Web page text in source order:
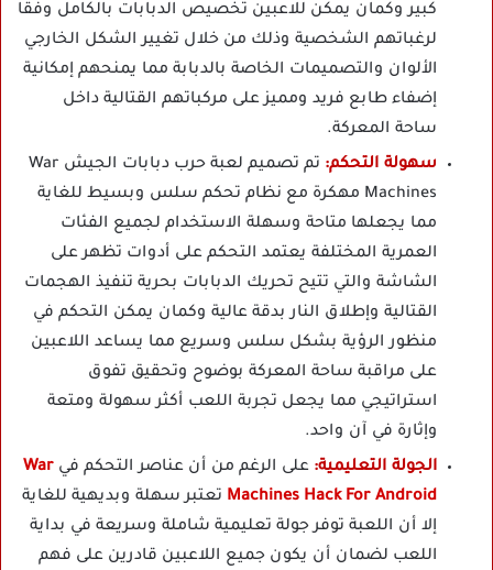
كبير وكمان يمكن للاعبين تخصيص الدبابات بالكامل وفقا
لرغباتهم الشخصية وذلك من خلال تغيير الشكل الخارجي
الألوان والتصميمات الخاصة بالدبابة مما يمنحهم إمكانية
إضفاء طابع فريد ومميز على مركباتهم القتالية داخل
ساحة المعركة.
سهولة التحكم:
تم تصميم لعبة حرب دبابات الجيش War
Machines مهكرة مع نظام تحكم سلس وبسيط للغاية
مما يجعلها متاحة وسهلة الاستخدام لجميع الفئات
العمرية المختلفة يعتمد التحكم على أدوات تظهر على
الشاشة والتي تتيح تحريك الدبابات بحرية تنفيذ الهجمات
القتالية وإطلاق النار بدقة عالية وكمان يمكن التحكم في
منظور الرؤية بشكل سلس وسريع مما يساعد اللاعبين
على مراقبة ساحة المعركة بوضوح وتحقيق تفوق
استراتيجي مما يجعل تجربة اللعب أكثر سهولة ومتعة
وإثارة في آن واحد.
الجولة التعليمية: على الرغم من أن عناصر التحكم في War
Machines Hack For Android تعتبر سهلة وبديهية للغاية
إلا أن اللعبة توفر جولة تعليمية شاملة وسريعة في بداية
اللعب لضمان أن يكون جميع اللاعبين قادرين على فهم